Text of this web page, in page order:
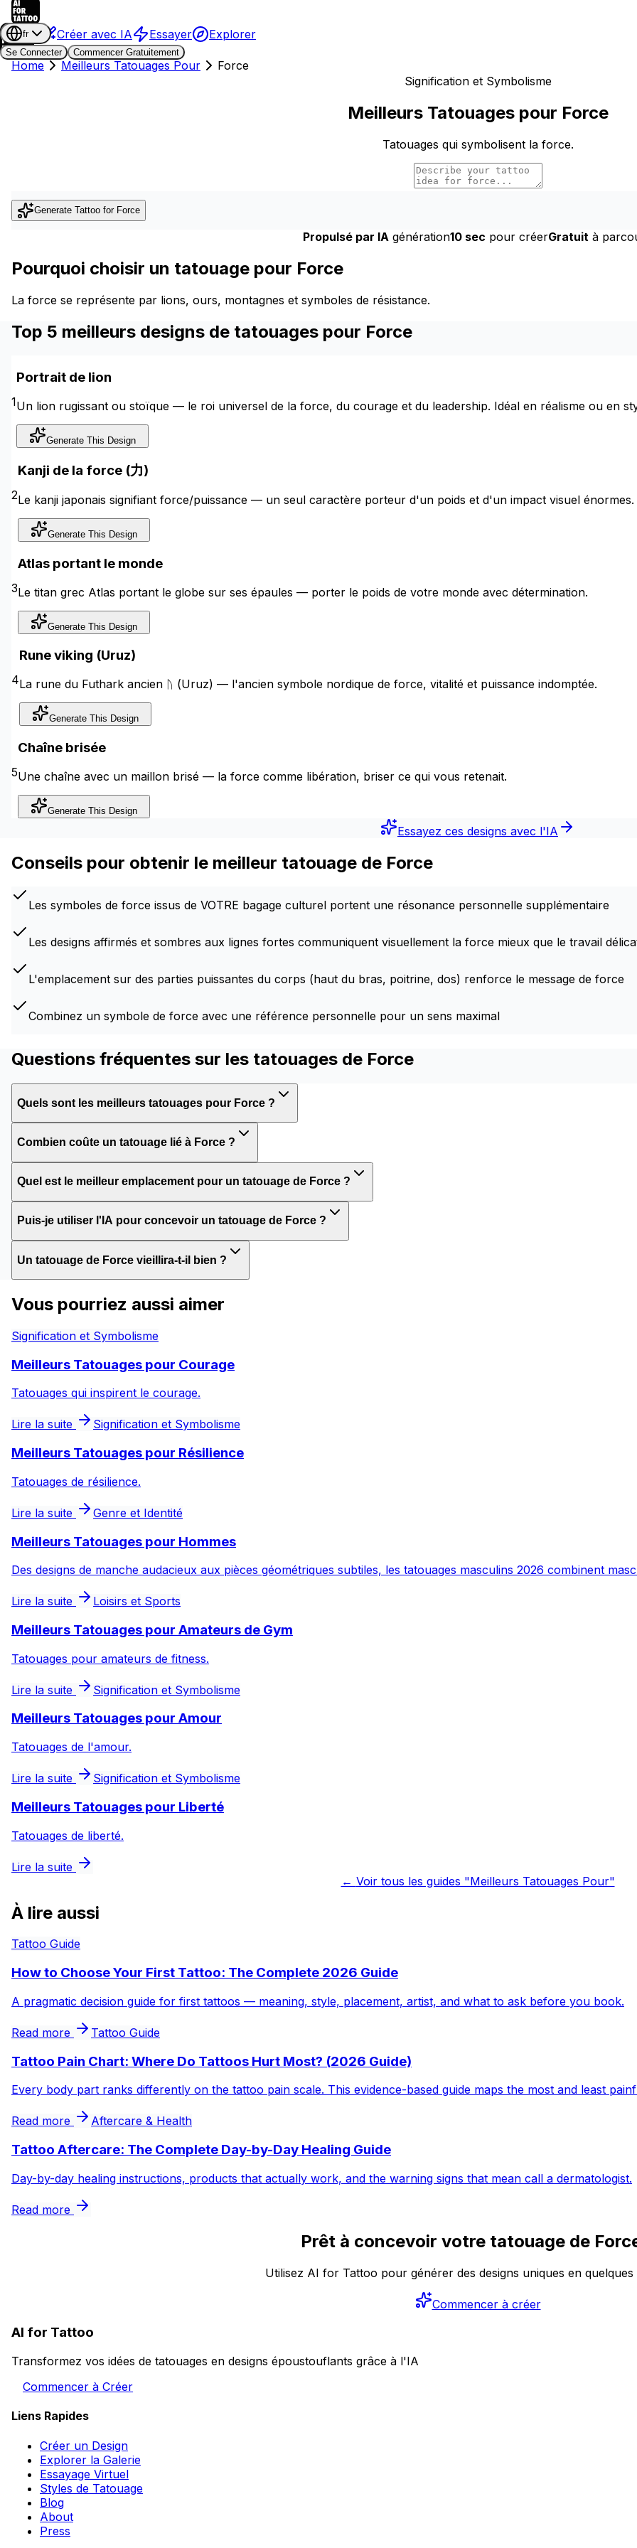
Créer avec IA Essayer Explorer
fr
Se Connecter
Commencer Gratuitement
Home Meilleurs Tatouages Pour
Force
Signification et Symbolisme
Meilleurs Tatouages pour Force
Tatouages qui symbolisent la force.
Generate Tattoo for Force
Propulsé par IA génération10 sec pour créerGratuit à
Pourquoi choisir un tatouage pour Force
La force se représente par lions, ours, montagnes et symboles de résistance.
Top 5 meilleurs designs de tatouages pour Force
1
Portrait de lion
Un lion rugissant ou stoïque — le roi universel de la force, du courage et du leadership. Idéal en réalisme ou en
Generate This Design
2
Kanji de la force (力)
Le kanji japonais signifiant force/puissance — un seul caractère porteur d'un poids et d'un impact visuel énormes.
Generate This Design
3
Atlas portant le monde
Le titan grec Atlas portant le globe sur ses épaules — porter le poids de votre monde avec détermination.
Generate This Design
4
Rune viking (Uruz)
La rune du Futhark ancien ᚢ (Uruz) — l'ancien symbole nordique de force, vitalité et puissance indomptée.
Generate This Design
5
Chaîne brisée
Une chaîne avec un maillon brisé — la force comme libération, briser ce qui vous retenait.
Generate This Design
Essayez ces designs avec l'IA
Conseils pour obtenir le meilleur tatouage de Force
Les symboles de force issus de VOTRE bagage culturel portent une résonance personnelle supplémentaire
Les designs affirmés et sombres aux lignes fortes communiquent visuellement la force mieux que le travail
L'emplacement sur des parties puissantes du corps (haut du bras, poitrine, dos) renforce le message de force
Combinez un symbole de force avec une référence personnelle pour un sens maximal
Questions fréquentes sur les tatouages de Force
Quels sont les meilleurs tatouages pour Force ?
Combien coûte un tatouage lié à Force ?
Quel est le meilleur emplacement pour un tatouage de Force ?
Puis-je utiliser l'IA pour concevoir un tatouage de Force ?
Un tatouage de Force vieillira-t-il bien ?
Vous pourriez aussi aimer
Signification et Symbolisme
Meilleurs Tatouages pour Courage
Tatouages qui inspirent le courage.
Lire la suite Signification et Symbolisme
Meilleurs Tatouages pour Résilience
Tatouages de résilience.
Lire la suite Genre et Identité
Meilleurs Tatouages pour Hommes
Des designs de manche audacieux aux pièces géométriques subtiles, les tatouages masculins 2026 combinent
Lire la suite Loisirs et Sports
Meilleurs Tatouages pour Amateurs de Gym
Tatouages pour amateurs de fitness.
Lire la suite Signification et Symbolisme
Meilleurs Tatouages pour Amour
Tatouages de l'amour.
Lire la suite Signification et Symbolisme
Meilleurs Tatouages pour Liberté
Tatouages de liberté.
Lire la suite
← Voir tous les guides "Meilleurs Tatouages Pour"
À lire aussi
Tattoo Guide
How to Choose Your First Tattoo: The Complete 2026 Guide
A pragmatic decision guide for first tattoos — meaning, style, placement, artist, and what to ask before you book.
Read more Tattoo Guide
Tattoo Pain Chart: Where Do Tattoos Hurt Most? (2026 Guide)
Every body part ranks differently on the tattoo pain scale. This evidence-based guide maps the most and least
Read more Aftercare & Health
Tattoo Aftercare: The Complete Day-by-Day Healing Guide
Day-by-day healing instructions, products that actually work, and the warning signs that mean call a dermatologist.
Read more
Prêt à concevoir votre tatouage de
Utilisez AI for Tattoo pour générer des designs uniques en quelques
Commencer à créer
AI for Tattoo
Transformez vos idées de tatouages en designs époustouflants grâce à l'IA
Commencer à Créer
Liens Rapides
Créer un Design
Explorer la Galerie
Essayage Virtuel
Styles de Tatouage
Blog
About
Press